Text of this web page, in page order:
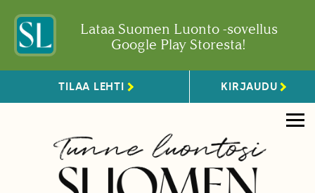
Lataa Suomen Luonto -sovellus
Google Play Storesta!
TILAA LEHTI KIRJAUDU